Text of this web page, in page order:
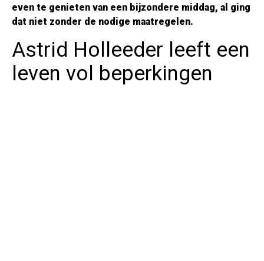
even te genieten van een bijzondere middag, al ging
dat niet zonder de nodige maatregelen.
Astrid Holleeder leeft een
leven vol beperkingen